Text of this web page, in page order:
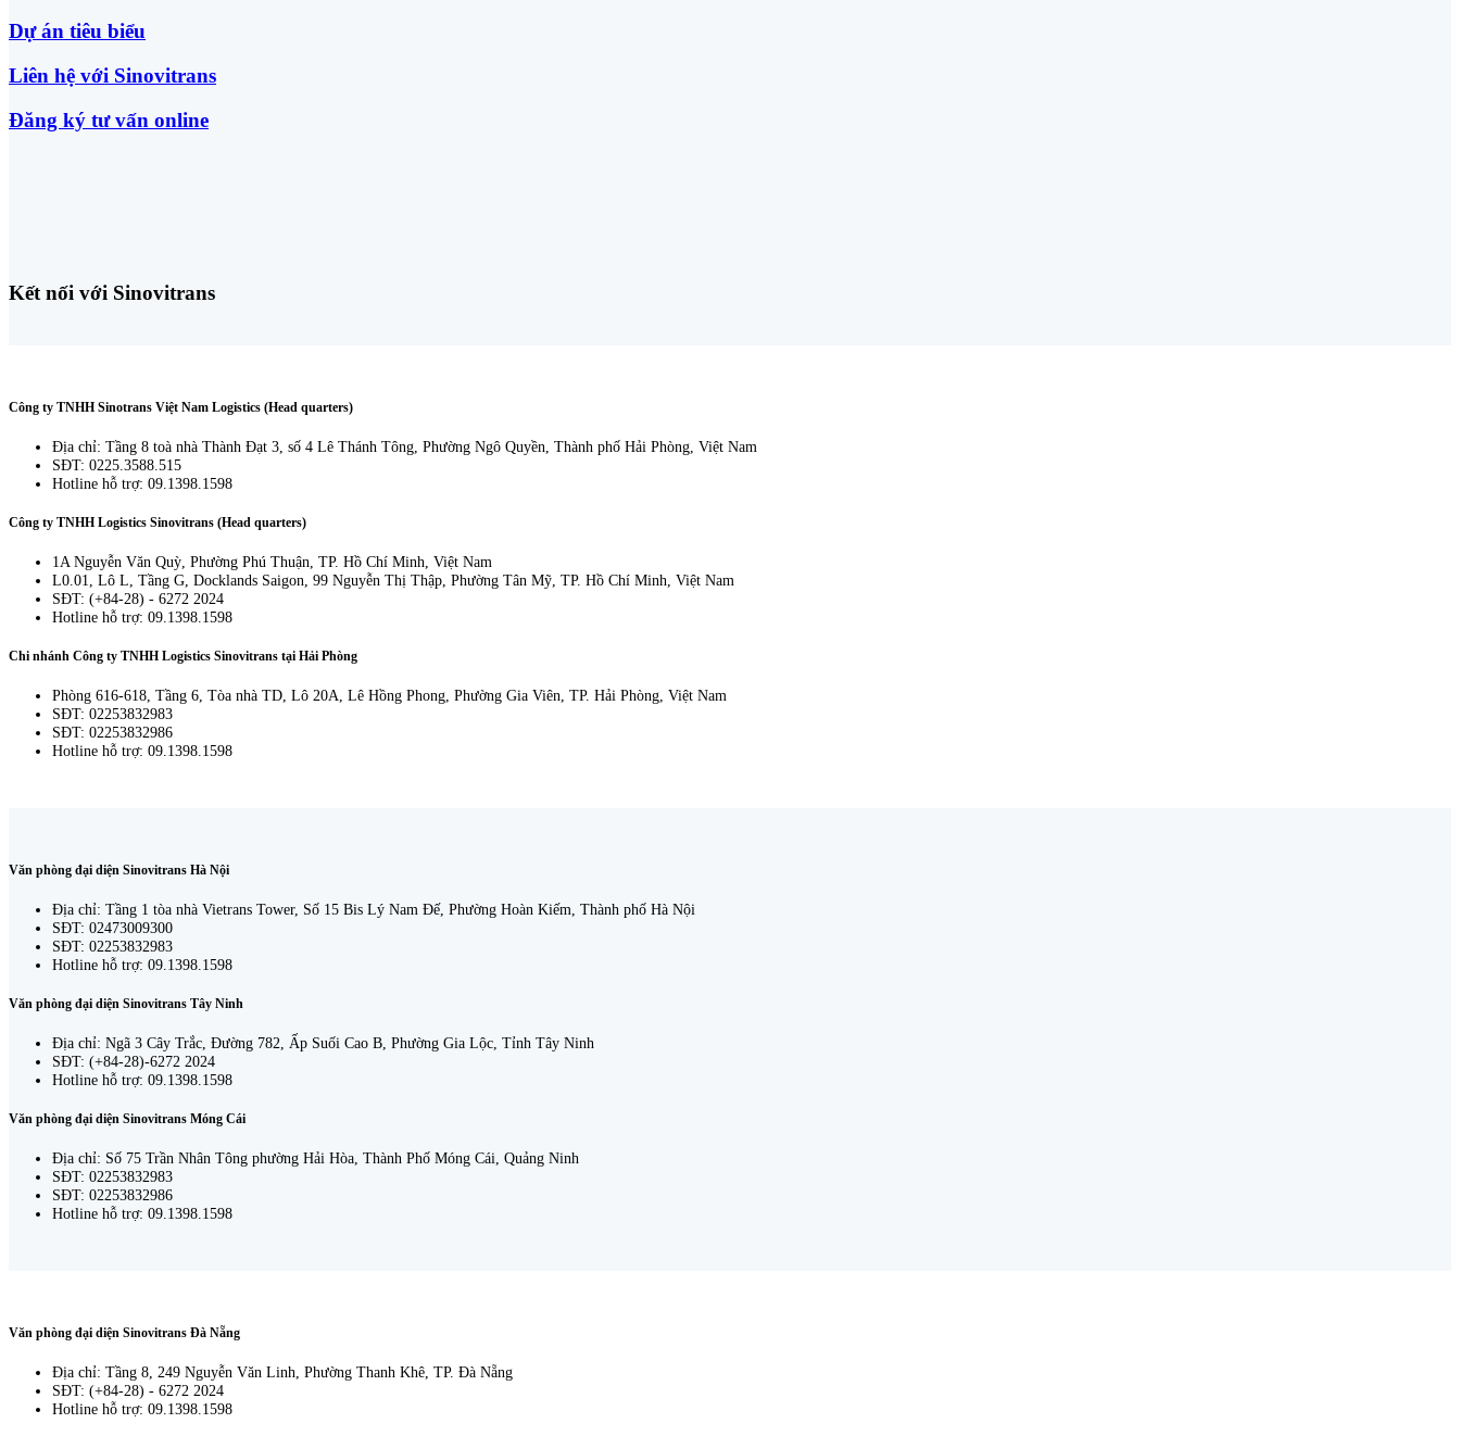
Dự án tiêu biểu
Liên hệ với Sinovitrans
Đăng ký tư vấn online
Kết nối với Sinovitrans
Công ty TNHH Sinotrans Việt Nam Logistics (Head quarters)
Địa chỉ: Tầng 8 toà nhà Thành Đạt 3, số 4 Lê Thánh Tông, Phường Ngô Quyền, Thành phố Hải Phòng, Việt Nam
SĐT: 0225.3588.515
Hotline hỗ trợ: 09.1398.1598
Công ty TNHH Logistics Sinovitrans (Head quarters)
1A Nguyễn Văn Quỳ, Phường Phú Thuận, TP. Hồ Chí Minh, Việt Nam
L0.01, Lô L, Tầng G, Docklands Saigon, 99 Nguyễn Thị Thập, Phường Tân Mỹ, TP. Hồ Chí Minh, Việt Nam
SĐT: (+84-28) - 6272 2024
Hotline hỗ trợ: 09.1398.1598
Chi nhánh Công ty TNHH Logistics Sinovitrans tại Hải Phòng
Phòng 616-618, Tầng 6, Tòa nhà TD, Lô 20A, Lê Hồng Phong, Phường Gia Viên, TP. Hải Phòng, Việt Nam
SĐT: 02253832983
SĐT: 02253832986
Hotline hỗ trợ: 09.1398.1598
Văn phòng đại diện Sinovitrans Hà Nội
Địa chỉ: Tầng 1 tòa nhà Vietrans Tower, Số 15 Bis Lý Nam Đế, Phường Hoàn Kiếm, Thành phố Hà Nội
SĐT: 02473009300
SĐT: 02253832983
Hotline hỗ trợ: 09.1398.1598
Văn phòng đại diện Sinovitrans Tây Ninh
Địa chỉ: Ngã 3 Cây Trắc, Đường 782, Ấp Suối Cao B, Phường Gia Lộc, Tỉnh Tây Ninh
SĐT: (+84-28)-6272 2024
Hotline hỗ trợ: 09.1398.1598
Văn phòng đại diện Sinovitrans Móng Cái
Địa chỉ: Số 75 Trần Nhân Tông phường Hải Hòa, Thành Phố Móng Cái, Quảng Ninh
SĐT: 02253832983
SĐT: 02253832986
Hotline hỗ trợ: 09.1398.1598
Văn phòng đại diện Sinovitrans Đà Nẵng
Địa chỉ: Tầng 8, 249 Nguyễn Văn Linh, Phường Thanh Khê, TP. Đà Nẵng
SĐT: (+84-28) - 6272 2024
Hotline hỗ trợ: 09.1398.1598